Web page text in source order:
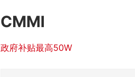
CMMI
政府补贴最高50W